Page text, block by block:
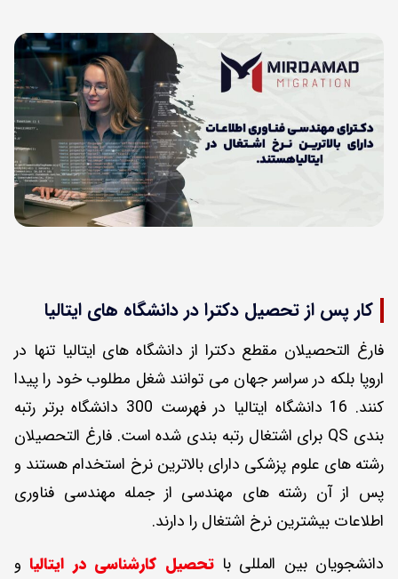
کار پس از تحصیل دکترا در دانشگاه های ایتالیا
فارغ التحصیلان مقطع دکترا از دانشگاه های ایتالیا تنها در
اروپا بلکه در سراسر جهان می توانند شغل مطلوب خود را پیدا
کنند. 16 دانشگاه ایتالیا در فهرست 300 دانشگاه برتر رتبه
بندی QS برای اشتغال رتبه بندی شده است. فارغ التحصیلان
رشته های علوم پزشکی دارای بالاترین نرخ استخدام هستند و
پس از آن رشته های مهندسی از جمله مهندسی فناوری
اطلاعات بیشترین نرخ اشتغال را دارند.
دانشجویان بین المللی باتحصیل کارشناسی در ایتالیاو